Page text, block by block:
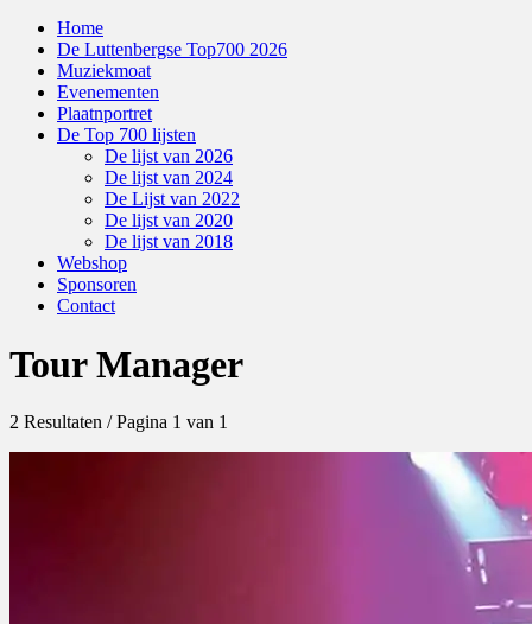
Home
De Luttenbergse Top700 2026
Muziekmoat
Evenementen
Plaatnportret
De Top 700 lijsten
De lijst van 2026
De lijst van 2024
De Lijst van 2022
De lijst van 2020
De lijst van 2018
Webshop
Sponsoren
Contact
Tour Manager
2 Resultaten / Pagina 1 van 1